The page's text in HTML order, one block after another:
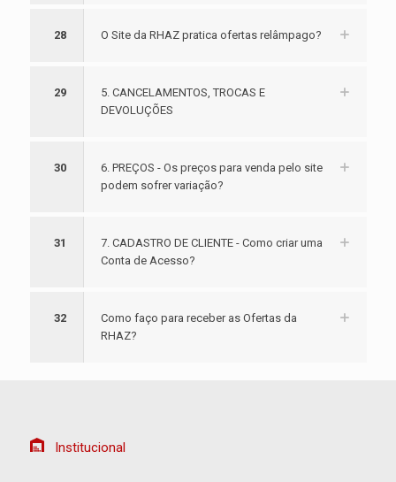
28 O Site da RHAZ pratica ofertas relâmpago?
29
5. CANCELAMENTOS, TROCAS E
DEVOLUÇÕES
30
6. PREÇOS - Os preços para venda pelo site
podem sofrer variação?
31
7. CADASTRO DE CLIENTE - Como criar uma
Conta de Acesso?
32
Como faço para receber as Ofertas da
RHAZ?
Institucional